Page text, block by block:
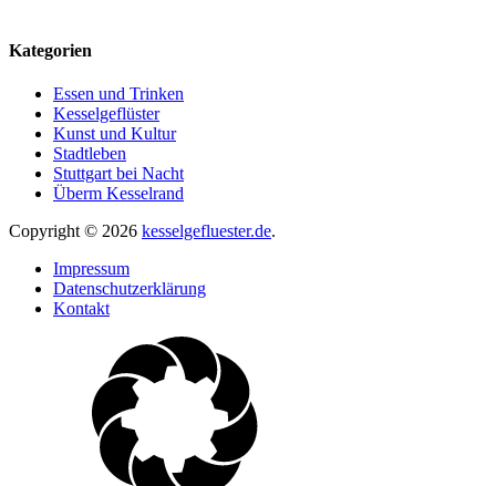
Kategorien
Essen und Trinken
Kesselgeflüster
Kunst und Kultur
Stadtleben
Stuttgart bei Nacht
Überm Kesselrand
Copyright © 2026 kesselgefluester.de.
Impressum
Datenschutzerklärung
Kontakt